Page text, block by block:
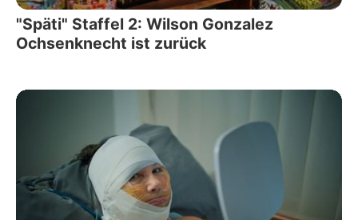
"Späti" Staffel 2: Wilson Gonzalez
Ochsenknecht ist zurück